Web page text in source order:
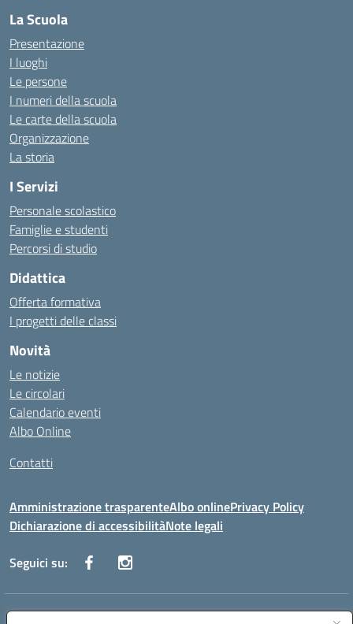
La Scuola
Presentazione
I luoghi
Le persone
I numeri della scuola
Le carte della scuola
Organizzazione
La storia
I Servizi
Personale scolastico
Famiglie e studenti
Percorsi di studio
Didattica
Offerta formativa
I progetti delle classi
Novità
Le notizie
Le circolari
Calendario eventi
Albo Online
Contatti
Amministrazione trasparenteAlbo onlinePrivacy Policy
Dichiarazione di accessibilitàNote legali
Seguici su:
Indirizzo: